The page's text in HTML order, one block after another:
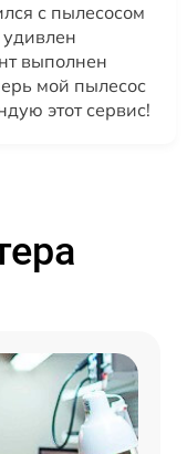
с пылесосом
выполнен
мой пылесос
этот сервис!